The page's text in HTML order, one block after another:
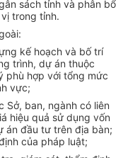
sách tỉnh và phân bổ
trong tỉnh.
kế hoạch và bố trí
trình, dự án thuộc
phù hợp với tổng mức
vực;
Sở, ban, ngành có liên
hiệu quả sử dụng vốn
án đầu tư trên địa bàn;
của pháp luật;